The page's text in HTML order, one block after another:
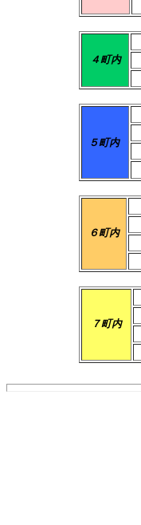
４町内
５町内
６町内
７町内